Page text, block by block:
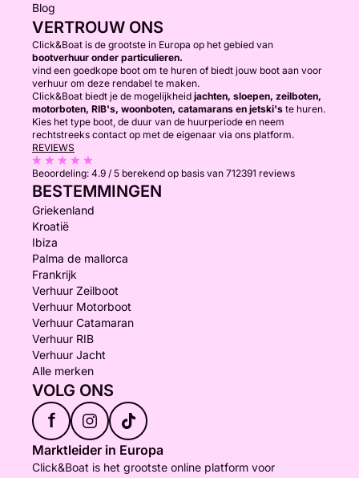
Blog
VERTROUW ONS
Click&Boat is de grootste in Europa op het gebied van
bootverhuur onder particulieren.
vind een goedkope boot om te huren of biedt jouw boot aan voor
verhuur om deze rendabel te maken.
Click&Boat biedt je de mogelijkheid jachten, sloepen, zeilboten,
motorboten, RIB's, woonboten, catamarans en jetski's te huren.
Kies het type boot, de duur van de huurperiode en neem
rechtstreeks contact op met de eigenaar via ons platform.
REVIEWS
Beoordeling: 4.9 / 5 berekend op basis van 712391 reviews
BESTEMMINGEN
Griekenland
Kroatië
Ibiza
Palma de mallorca
Frankrijk
Verhuur Zeilboot
Verhuur Motorboot
Verhuur Catamaran
Verhuur RIB
Verhuur Jacht
Alle merken
VOLG ONS
f
Marktleider in Europa
Click&Boat is het grootste online platform voor